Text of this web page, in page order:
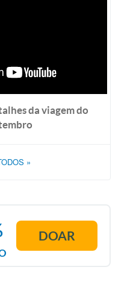
da viagem do
»
DOAR